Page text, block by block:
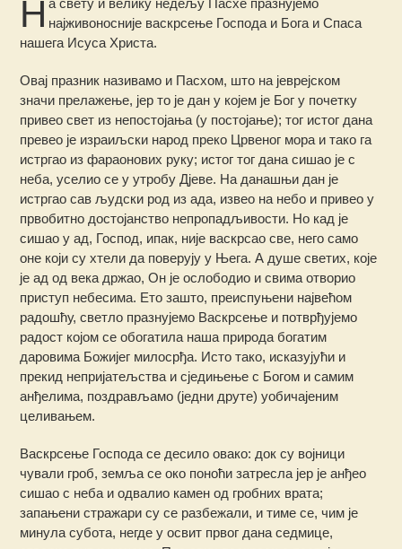
Н а свету и велику недељу Пасхе празнујемо
најживоносније васкрсење Господа и Бога и Спаса
нашега Исуса Христа.
Овај празник називамо и Пасхом, што на јеврејском
значи прелажење, јер то је дан у којем је Бог у почетку
привео свет из непостојања (у постојање); тог истог дана
превео је израиљски народ преко Црвеног мора и тако га
истргао из фараонових руку; истог тог дана сишао је с
неба, уселио се у утробу Дјеве. На данашњи дан је
истргао сав људски род из ада, извео на небо и привео у
првобитно достојанство непропадљивости. Но кад је
сишао у ад, Господ, ипак, није васкрсао све, него само
оне који су хтели да поверују у Њега. А душе светих, које
је ад од века држао, Он је ослободио и свима отворио
приступ небесима. Ето зашто, преиспуњени највећом
радошћу, светло празнујемо Васкрсење и потврђујемо
радост којом се обогатила наша природа богатим
даровима Божијег милосрђа. Исто тако, исказујући и
прекид непријатељства и сједињење с Богом и самим
анђелима, поздрављамо (једни друте) уобичајеним
целивањем.
Васкрсење Господа се десило овако: док су војници
чували гроб, земља се око поноћи затресла јер је анђео
сишао с неба и одвалио камен од гробних врата;
запањени стражари су се разбежали, и тиме се, чим је
минула субота, негде у освит првог дана седмице,